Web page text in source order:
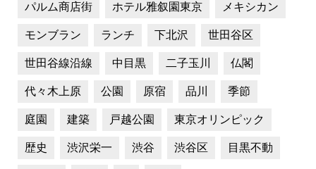
パルム商店街 ホテル雅叙園東京 メキシカン
モンブラン ランチ 下北沢 世田谷区
世田谷線沿線 中目黒 二子玉川 仏閣
代々木上原 公園 原宿 品川 季節
庭園 建築 戸越公園 東京オリンピック
歴史 渋沢栄一 渋谷 渋谷区 目黒不動